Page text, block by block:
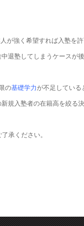
強く希望すれば入塾を許
退塾してしまうケースが
の基礎学力 が不足している
規入塾者の在籍高を絞る決
承ください。